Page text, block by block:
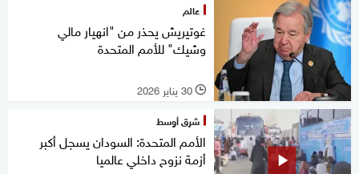
عالم
غوتيريش يحذر من "انهيار مالي
وشيك" للأمم المتحدة
l 30 يناير 2026
شرق أوسط
الأمم المتحدة: السودان يسجل أكبر
أزمة نزوح داخلي عالميا